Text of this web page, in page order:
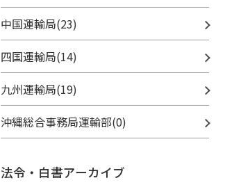
中国運輸局(23)
四国運輸局(14)
九州運輸局(19)
沖縄総合事務局運輸部(0)
法令・白書アーカイブ